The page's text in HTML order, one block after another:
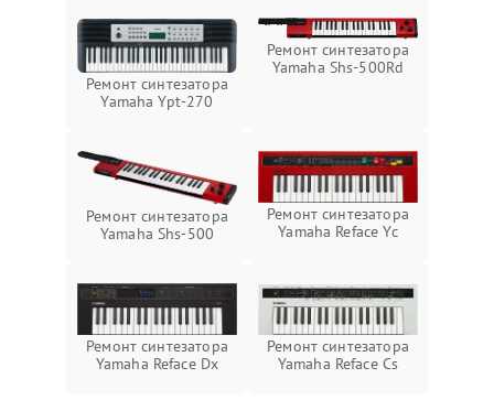
Ремонт синтезатора
Yamaha Ypt-270
Ремонт синтезатора
Yamaha Shs-500Rd
Ремонт синтезатора
Yamaha Shs-500
Ремонт синтезатора
Yamaha Reface Yc
Ремонт синтезатора
Yamaha Reface Dx
Ремонт синтезатора
Yamaha Reface Cs